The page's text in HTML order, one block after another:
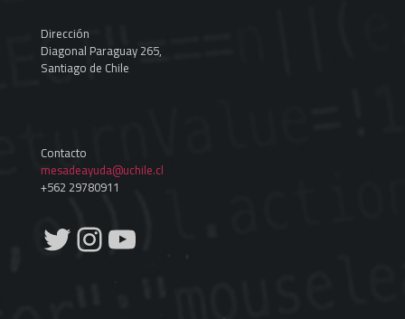
Dirección
Diagonal Paraguay 265,
Santiago de Chile
Contacto
mesadeayuda@uchile.cl
+562 29780911
Twitter
Instagram
YouTube